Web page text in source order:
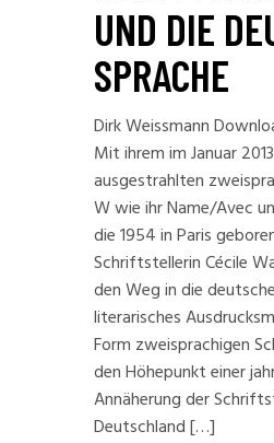
UND DIE
SPRACHE
Dirk Weissmann
Mit ihrem im Januar
ausgestrahlten
W wie ihr Name/Avec
die 1954 in Paris
Schriftstellerin Cécile
den Weg in die
literarisches
Form zweisprachigen
den Höhepunkt einer
Annäherung der
Deutschland […]